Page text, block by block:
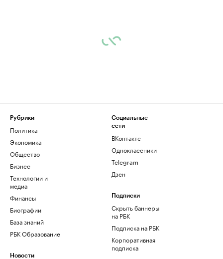
Рубрики
Политика
Экономика
Общество
Бизнес
Технологии и
медиа
Финансы
Биографии
База знаний
РБК Образование
Новости
Социальные
сети
ВКонтакте
Одноклассники
Telegram
Дзен
Подписки
Скрыть баннеры
на РБК
Подписка на РБК
Корпоративная
подписка